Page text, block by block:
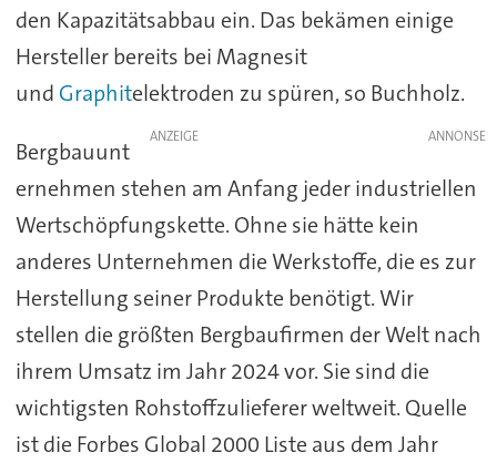
den Kapazitätsabbau ein. Das bekämen einige
Hersteller bereits bei Magnesit
und Graphitelektroden zu spüren, so Buchholz.
ANZEIGE
Bergbauunt
ernehmen stehen am Anfang jeder industriellen
Wertschöpfungskette. Ohne sie hätte kein
anderes Unternehmen die Werkstoffe, die es zur
Herstellung seiner Produkte benötigt. Wir
stellen die größten Bergbaufirmen der Welt nach
ihrem Umsatz im Jahr 2024 vor. Sie sind die
wichtigsten Rohstoffzulieferer weltweit. Quelle
ist die Forbes Global 2000 Liste aus dem Jahr